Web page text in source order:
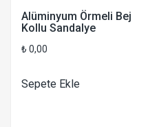
Alüminyum Örmeli Bej
Kollu Sandalye
₺ 0,00
Sepete Ekle